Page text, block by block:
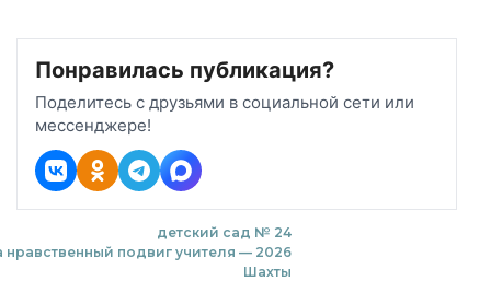
Понравилась публикация?
Поделитесь с друзьями в социальной сети или
мессенджере!
детский сад № 24
нравственный подвиг учителя — 2026
Шахты